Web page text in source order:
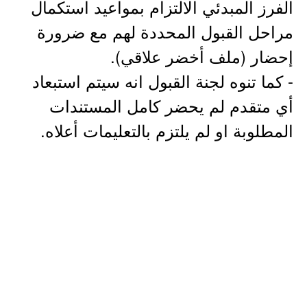
الفرز المبدئي الالتزام بمواعيد استكمال
مراحل القبول المحددة لهم مع ضرورة
إحضار (ملف أخضر علاقي).
- كما تنوه لجنة القبول انه سيتم استبعاد
أي متقدم لم يحضر كامل المستندات
المطلوبة او لم يلتزم بالتعليمات أعلاه.